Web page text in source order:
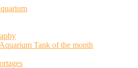
Tank of the month